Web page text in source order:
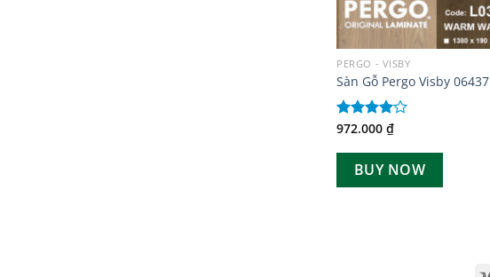
PERGO - VISBY
Sàn Gỗ Pergo Visby 06437
Được
4.005
972.000₫
BUY NOW